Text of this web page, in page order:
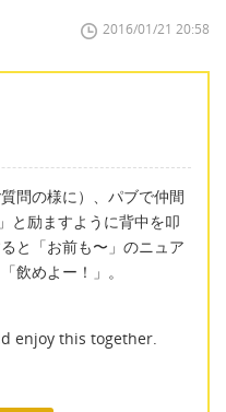
2016/01/21 20:58
問の様に）、パブで仲間
励ますように背中を叩
と「お前も〜」のニュア
飲めよー！」。
enjoy this together.